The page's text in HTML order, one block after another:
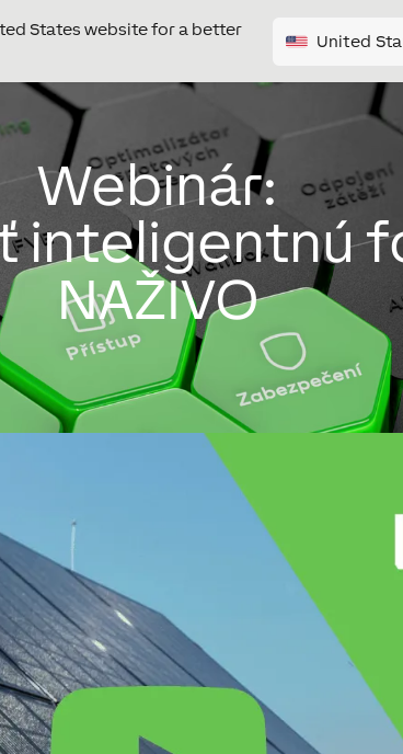
States website for a better
United
Webinár:
inteligentnú
NAŽIVO